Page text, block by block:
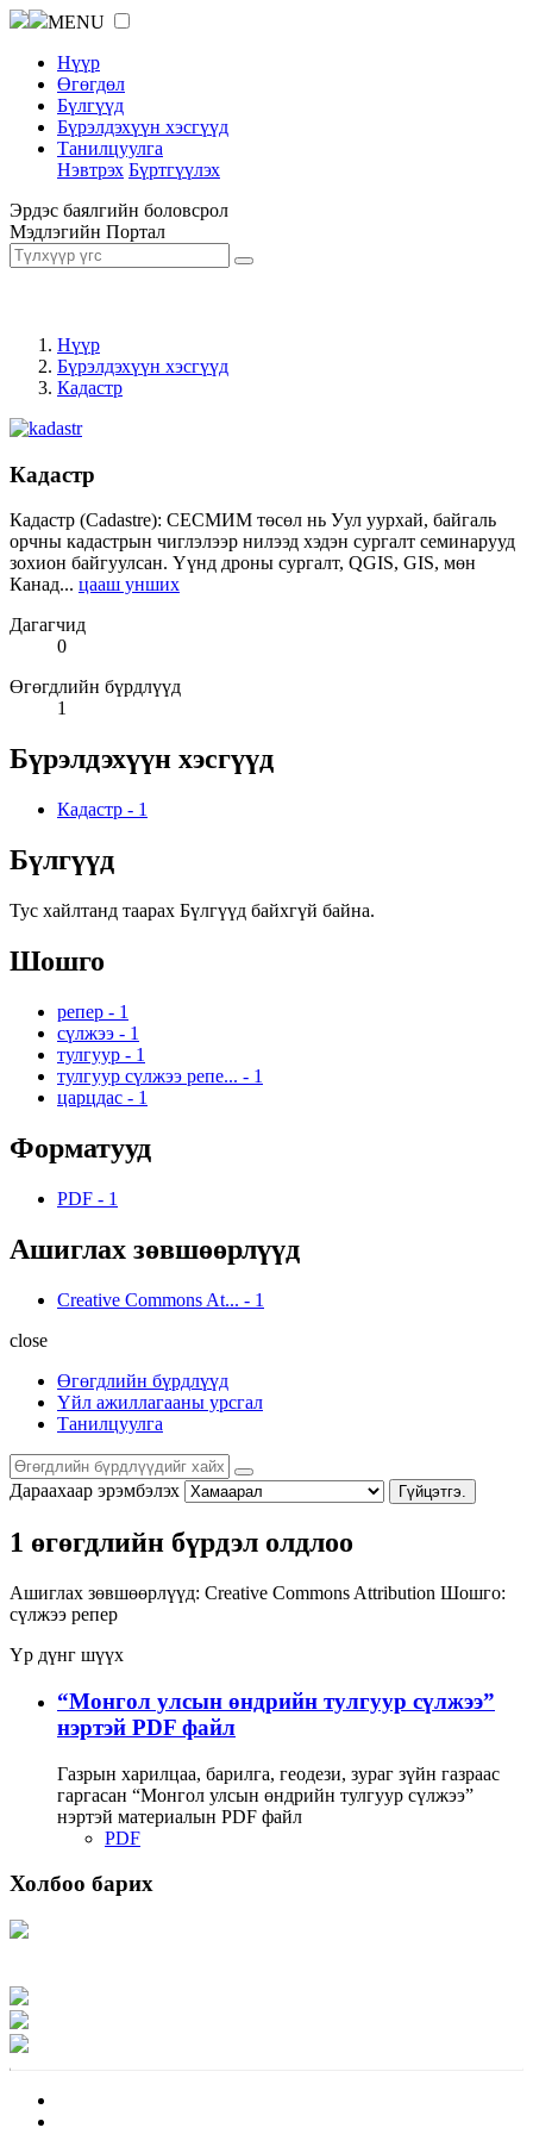
MENU
Нүүр
Өгөгдөл
Бүлгүүд
Бүрэлдэхүүн хэсгүүд
Танилцуулга
Нэвтрэх Бүртгүүлэх
Эрдэс баялгийн боловсрол
Мэдлэгийн Портал
Нүүр
Бүрэлдэхүүн хэсгүүд
Кадастр
Кадастр
Кадастр (Cadastre): СЕСМИМ төсөл нь Уул уурхай, байгаль
орчны кадастрын чиглэлээр нилээд хэдэн сургалт семинарууд
зохион байгуулсан. Үүнд дроны сургалт, QGIS, GIS, мөн
Канад... цааш унших
Дагагчид
0
Өгөгдлийн бүрдлүүд
1
Бүрэлдэхүүн хэсгүүд
Кадастр - 1
Бүлгүүд
Тус хайлтанд таарах Бүлгүүд байхгүй байна.
Шошго
репер - 1
сүлжээ - 1
тулгуур - 1
тулгуур сүлжээ репе... - 1
царцдас - 1
Форматууд
PDF - 1
Ашиглах зөвшөөрлүүд
Creative Commons At... - 1
close
Өгөгдлийн бүрдлүүд
Үйл ажиллагааны урсгал
Танилцуулга
Дараахаар эрэмбэлэх Гүйцэтгэ.
1 өгөгдлийн бүрдэл олдлоо
Ашиглах зөвшөөрлүүд: Creative Commons Attribution Шошго:
сүлжээ репер
Үр дүнг шүүх
“Монгол улсын өндрийн тулгуур сүлжээ”
нэртэй PDF файл
Газрын харилцаа, барилга, геодези, зураг зүйн газраас
гаргасан “Монгол улсын өндрийн тулгуур сүлжээ”
нэртэй материалын PDF файл
PDF
Холбоо барих